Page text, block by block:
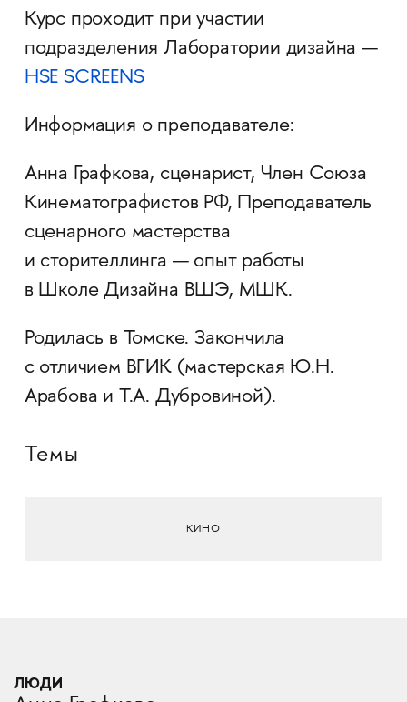
Курс проходит при участии
подразделения Лаборатории дизайна —
HSE SCREENS
Информация о преподавателе:
Анна Графкова, сценарист, Член Союза
Кинематографистов РФ, Преподаватель
сценарного мастерства
и сторителлинга — опыт работы
в Школе Дизайна ВШЭ, МШК.
Родилась в Томске. Закончила
с отличием ВГИК (мастерская Ю.Н.
Арабова и Т.А. Дубровиной).
Темы
КИНО
ЛЮДИ